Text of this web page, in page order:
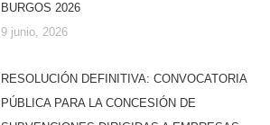
BURGOS 2026
9 junio, 2026
RESOLUCIÓN DEFINITIVA: CONVOCATORIA
PÚBLICA PARA LA CONCESIÓN DE